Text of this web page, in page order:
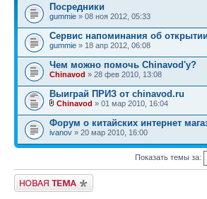
Посредники
gummie » 08 ноя 2012, 05:33
Сервис напоминания об
gummie » 18 апр 2012, 06:08
Чем можно помочь Сhinavod'у?
Chinavod » 28 фев 2010, 13:08
Выиграй ПРИЗ от chinavod.ru
Chinavod » 01 мар 2010, 16:04
Форум о китайских интернет
ivanov » 20 мар 2010, 16:00
Показать темы за:
Начать новую тему